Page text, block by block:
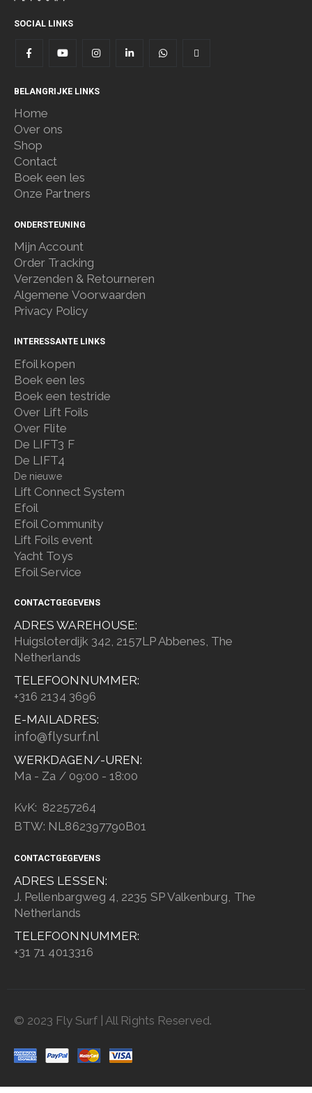
SOCIAL LINKS
BELANGRIJKE LINKS
Home
Over ons
Shop
Contact
Boek een les
Onze Partners
ONDERSTEUNING
Mijn Account
Order Tracking
Verzenden & Retourneren
Algemene Voorwaarden
Privacy Policy
INTERESSANTE LINKS
Efoil kopen
Boek een les
Boek een testride
Over Lift Foils
Over Flite
De LIFT3 F
De LIFT4
De nieuwe
Lift Connect System
Efoil
Efoil Community
Lift Foils event
Yacht Toys
Efoil Service
CONTACTGEGEVENS
ADRES WAREHOUSE:
Huigsloterdijk 342, 2157LP Abbenes, The
Netherlands
TELEFOONNUMMER:
+316 2134 3696
E-MAILADRES:
info@flysurf.nl
WERKDAGEN/-UREN:
Ma - Za / 09:00 - 18:00
KvK: 82257264
BTW: NL862397790B01
CONTACTGEGEVENS
ADRES LESSEN:
J. Pellenbargweg 4, 2235 SP Valkenburg, The
Netherlands
TELEFOONNUMMER:
+31 71 4013316
© 2023 Fly Surf | All Rights Reserved.